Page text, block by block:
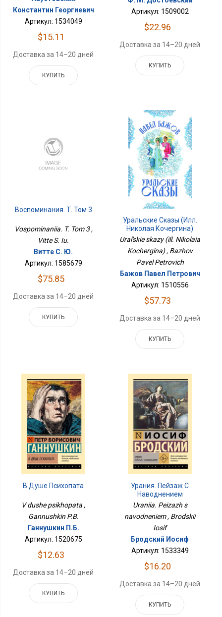
Константин Георгиевич
Артикул: 1534049
$15.11
Доставка за 14–20 дней
КУПИТЬ
Артикул: 1509002
$22.96
Доставка за 14–20 дней
КУПИТЬ
Воспоминания. Т. Том 3
Vospominaniia. T. Tom 3 ,
Vitte S. Iu.
Витте С. Ю.
Артикул: 1585679
$75.85
Доставка за 14–20 дней
КУПИТЬ
Уральские Сказы (илл.
Николая Кочергина)
Ural'skie skazy (ill. Nikolaia
Kochergina) , Bazhov
Pavel Petrovich
Бажов Павел Петрович
Артикул: 1510556
$57.73
Доставка за 14–20 дней
КУПИТЬ
В Душе Психопата
V dushe psikhopata ,
Gannushkin P.B.
Ганнушкин П.Б.
Артикул: 1520675
$12.63
Доставка за 14–20 дней
КУПИТЬ
Урания. Пейзаж С
Наводнением
Uraniia. Peizazh s
navodneniem , Brodskii
Iosif
Бродский Иосиф
Артикул: 1533349
$16.20
Доставка за 14–20 дней
КУПИТЬ